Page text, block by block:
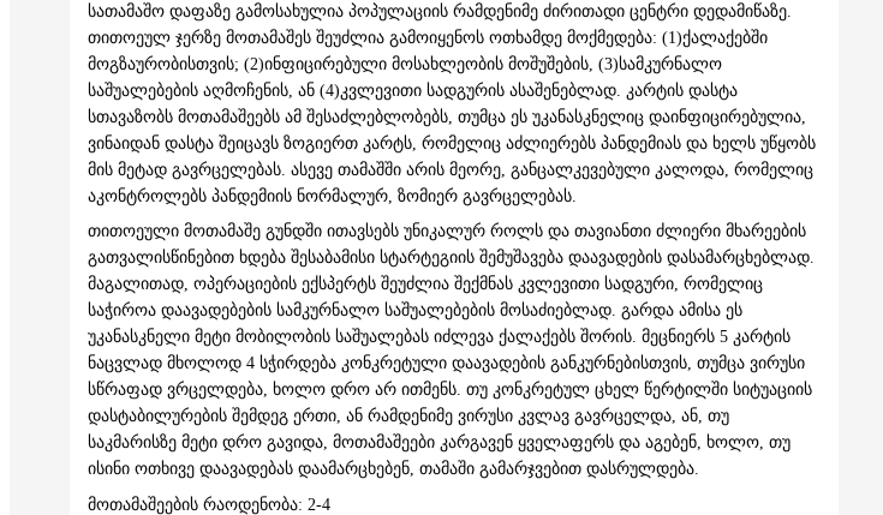
სათამაშო დაფაზე გამოსახულია პოპულაციის რამდენიმე ძირითადი ცენტრი დედამიწაზე.
თითოეულ ჯერზე მოთამაშეს შეუძლია გამოიყენოს ოთხამდე მოქმედება: (1)ქალაქებში
მოგზაურობისთვის; (2)ინფიცირებული მოსახლეობის მოშუშების, (3)სამკურნალო
საშუალებების აღმოჩენის, ან (4)კვლევითი სადგურის ასაშენებლად. კარტის დასტა
სთავაზობს მოთამაშეებს ამ შესაძლებლობებს, თუმცა ეს უკანასკნელიც დაინფიცირებულია,
ვინაიდან დასტა შეიცავს ზოგიერთ კარტს, რომელიც აძლიერებს პანდემიას და ხელს უწყობს
მის მეტად გავრცელებას. ასევე თამაშში არის მეორე, განცალკევებული კალოდა, რომელიც
აკონტროლებს პანდემიის ნორმალურ, ზომიერ გავრცელებას.
თითოეული მოთამაშე გუნდში ითავსებს უნიკალურ როლს და თავიანთი ძლიერი მხარეების
გათვალისწინებით ხდება შესაბამისი სტარტეგიის შემუშავება დაავადების დასამარცხებლად.
მაგალითად, ოპერაციების ექსპერტს შეუძლია შექმნას კვლევითი სადგური, რომელიც
საჭიროა დაავადებების სამკურნალო საშუალებების მოსაძიებლად. გარდა ამისა ეს
უკანასკნელი მეტი მობილობის საშუალებას იძლევა ქალაქებს შორის. მეცნიერს 5 კარტის
ნაცვლად მხოლოდ 4 სჭირდება კონკრეტული დაავადების განკურნებისთვის, თუმცა ვირუსი
სწრაფად ვრცელდება, ხოლო დრო არ ითმენს. თუ კონკრეტულ ცხელ წერტილში სიტუაციის
დასტაბილურების შემდეგ ერთი, ან რამდენიმე ვირუსი კვლავ გავრცელდა, ან, თუ
საკმარისზე მეტი დრო გავიდა, მოთამაშეები კარგავენ ყველაფერს და აგებენ, ხოლო, თუ
ისინი ოთხივე დაავადებას დაამარცხებენ, თამაში გამარჯვებით დასრულდება.
მოთამაშეების რაოდენობა: 2-4